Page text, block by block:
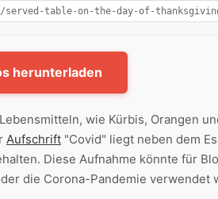
herunterladen
wie Kürbis, Orangen
Aufschrift "Covid" liegt neben dem
Diese Aufnahme könnte für
die Corona-Pandemie verwendet